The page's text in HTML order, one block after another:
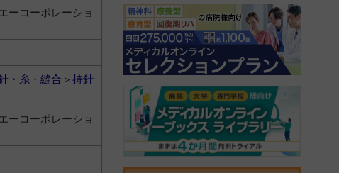
ーコーポレーショ
・糸・縫合 ＞ 持針
ーコーポレーショ